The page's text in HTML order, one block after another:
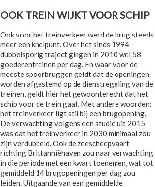
OOK TREIN WIJKT VOOR SCHIP
Ook voor het treinverkeer werd de brug steeds
meer een knelpunt. Over het sinds 1994
dubbelsporig traject gingen in 2010 wel 58
goederentreinen per dag. En waar voor de
meeste spoorbruggen geldt dat de openingen
worden afgestemd op de dienstregeling van de
treinen, geldt hier het gewoonterecht dat het
schip voor de trein gaat. Met andere woorden:
het treinverkeer ligt stil bij een brugopening.
De verwachting volgens een studie uit 2015
was dat het treinverkeer in 2030 minimaal zou
zijn verdubbeld. Ook de zeescheepvaart
richting Brittanniëhaven zou naar verwachting
in die periode met een kwart toenemen, wat tot
gemiddeld 14 brugopeningen per dag zou
leiden. Uitgaande van een gemiddelde